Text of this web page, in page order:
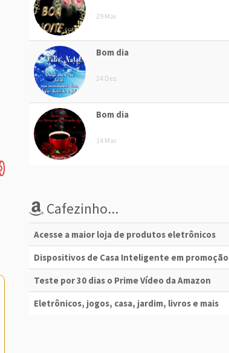
29 Mai
Bom dia
24 Dez
Bom dia
14 Mar
Cafezinho...
Acesse a maior loja de produtos eletrônicos
Dispositivos de Casa Inteligente em promoção
Teste por 30 dias o Prime Vídeo da Amazon
Eletrônicos, jogos, casa, jardim, livros e mais